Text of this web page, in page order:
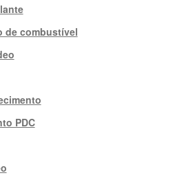
de combustível
PDC